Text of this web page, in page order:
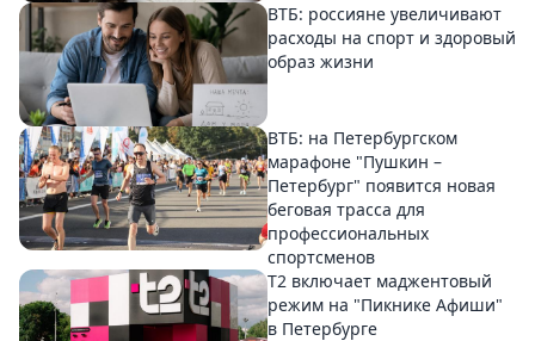
ВТБ: россияне увеличивают
расходы на спорт и здоровый
образ жизни
ВТБ: на Петербургском
марафоне "Пушкин –
Петербург" появится новая
беговая трасса для
профессиональных
спортсменов
Т2 включает маджентовый
режим на "Пикнике Афиши"
в Петербурге